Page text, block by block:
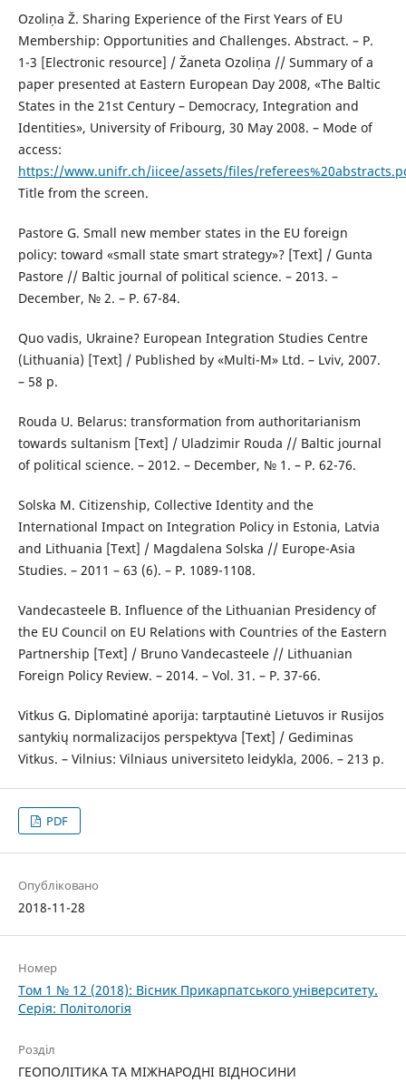
Ozoliņa Ž. Sharing Experience of the First Years of EU
Membership: Opportunities and Challenges. Abstract. – Р.
1-3 [Electronic resource] / Žaneta Ozoliņa // Summary of a
paper presented at Eastern European Day 2008, «The Baltic
States in the 21st Century – Democracy, Integration and
Identities», University of Fribourg, 30 May 2008. – Mode of
access:
https://www.unifr.ch/iicee/assets/files/
Title from the screen.
Pastore G. Small new member states in the EU foreign
policy: toward «small state smart strategy»? [Text] / Gunta
Pastore // Baltic journal of political science. – 2013. –
December, № 2. – Р. 67-84.
Quo vadis, Ukraine? European Integration Studies Centre
(Lithuania) [Text] / Published by «Multi-M» Ltd. – Lviv, 2007.
– 58 р.
Rouda U. Belarus: transformation from authoritarianism
towards sultanism [Text] / Uladzimir Rouda // Baltic journal
of political science. – 2012. – December, № 1. – Р. 62-76.
Solska M. Citizenship, Collective Identity and the
International Impact on Integration Policy in Estonia, Latvia
and Lithuania [Text] / Magdalena Solska // Europe-Asia
Studies. – 2011 – 63 (6). – Р. 1089-1108.
Vandecasteele B. Influence of the Lithuanian Presidency of
the EU Council on EU Relations with Countries of the Eastern
Partnership [Text] / Bruno Vandecasteele // Lithuanian
Foreign Policy Review. – 2014. – Vol. 31. – Р. 37-66.
Vitkus G. Diplomatinė aporija: tarptautinė Lietuvos ir Rusijos
santykių normalizacijos perspektyva [Text] / Gediminas
Vitkus. – Vilnius: Vilniaus universiteto leidykla, 2006. – 213 р.
PDF
Опубліковано
2018-11-28
Номер
Том 1 № 12 (2018): Вісник Прикарпатського університету.
Серія: Політологія
Розділ
ГЕОПОЛІТИКА ТА МІЖНАРОДНІ ВІДНОСИНИ